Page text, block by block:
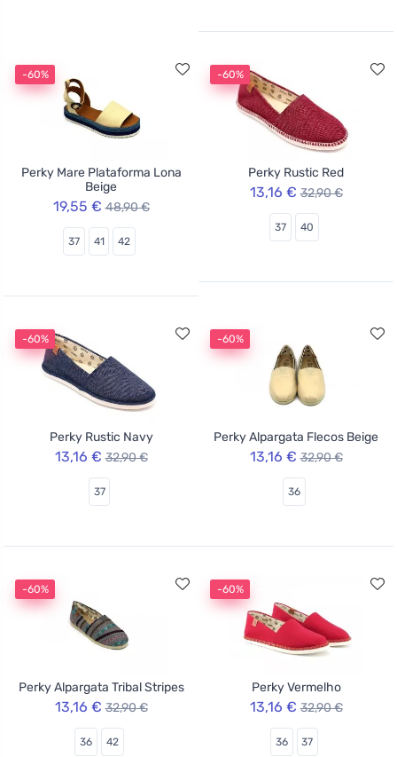
-60%
Perky Mare Plataforma Lona
Beige
19,55 € 48,90 €
37 41 42
-60%
Perky Rustic Red
13,16 € 32,90 €
37 40
-60%
Perky Rustic Navy
13,16 € 32,90 €
37
-60%
Perky Alpargata Flecos Beige
13,16 € 32,90 €
36
-60%
Perky Alpargata Tribal Stripes
13,16 € 32,90 €
36 42
-60%
Perky Vermelho
13,16 € 32,90 €
36 37